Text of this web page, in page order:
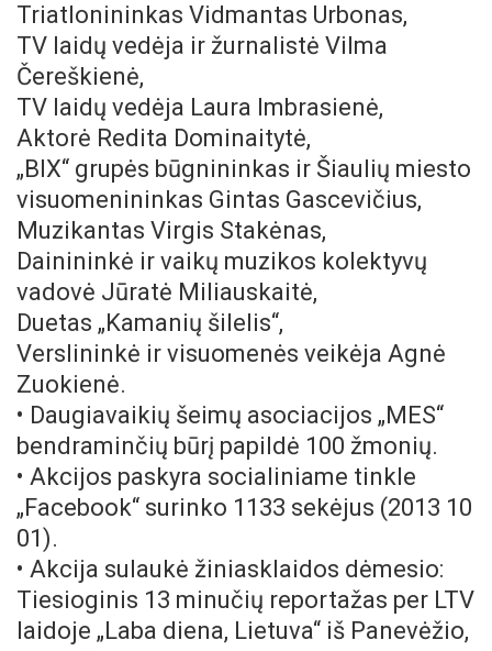
Triatlonininkas Vidmantas Urbonas,
TV laidų vedėja ir žurnalistė Vilma
Čereškienė,
TV laidų vedėja Laura Imbrasienė,
Aktorė Redita Dominaitytė,
„BIX“ grupės būgnininkas ir Šiaulių miesto
visuomenininkas Gintas Gascevičius,
Muzikantas Virgis Stakėnas,
Dainininkė ir vaikų muzikos kolektyvų
vadovė Jūratė Miliauskaitė,
Duetas „Kamanių šilelis“,
Verslininkė ir visuomenės veikėja Agnė
Zuokienė.
• Daugiavaikių šeimų asociacijos „MES“
bendraminčių būrį papildė 100 žmonių.
• Akcijos paskyra socialiniame tinkle
„Facebook“ surinko 1133 sekėjus (2013 10
01).
• Akcija sulaukė žiniasklaidos dėmesio:
Tiesioginis 13 minučių reportažas per LTV
laidoje „Laba diena, Lietuva“ iš Panevėžio,